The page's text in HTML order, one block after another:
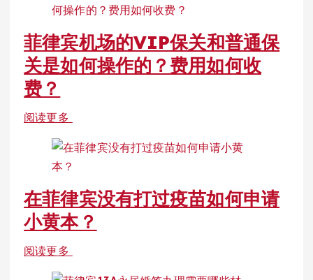
菲律宾机场的VIP保关和普通保
关是如何操作的？费用如何收
费？
阅读更多
在菲律宾没有打过疫苗如何申请
小黄本？
阅读更多